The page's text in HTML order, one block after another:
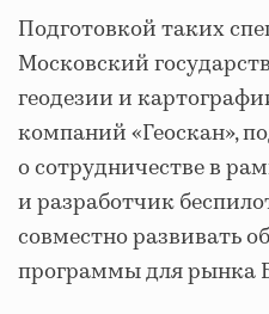
Подготовкой таких
Московский
геодезии и
компаний «Геоскан»,
о сотрудничестве в
и разработчик
совместно развивать
программы для рынка